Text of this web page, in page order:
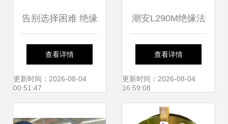
告别选择困难 绝缘
接头与绝缘法兰，
究竟该如何选？
查看详情
更新时间：2026-08-04
00:51:47
潮安L290M绝缘法
兰疑难解答全攻略
查看详情
更新时间：2026-08-04
16:59:08